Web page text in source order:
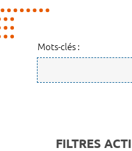
Mots-clés :
FILTRES